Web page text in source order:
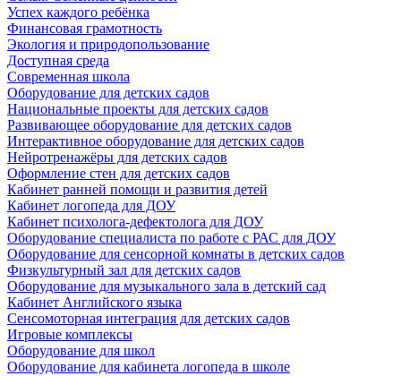
Успех каждого ребёнка
Финансовая грамотность
Экология и природопользование
Доступная среда
Современная школа
Оборудование для детских садов
Национальные проекты для детских садов
Развивающее оборудование для детских садов
Интерактивное оборудование для детских садов
Нейротренажёры для детских садов
Оформление стен для детских садов
Кабинет ранней помощи и развития детей
Кабинет логопеда для ДОУ
Кабинет психолога-дефектолога для ДОУ
Оборудование специалиста по работе с РАС для ДОУ
Оборудование для сенсорной комнаты в детских садов
Физкультурный зал для детских садов
Оборудование для музыкального зала в детский сад
Кабинет Английского языка
Сенсомоторная интеграция для детских садов
Игровые комплексы
Оборудование для школ
Оборудование для кабинета логопеда в школе